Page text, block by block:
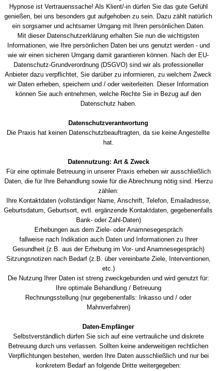
Hypnose ist Vertrauenssache! Als Klient/-in dürfen Sie das gute Gefühl
genießen, bei uns besonders gut aufgehoben zu sein. Dazu zählt natürlich
ein sorgsamer und achtsamer Umgang mit Ihren persönlichen Daten.
Mit dieser Datenschutzerklärung erhalten Sie nun die wichtigsten
Informationen, wie Ihre persönlichen Daten bei uns genutzt werden - und
wie wir einen sicheren Umgang damit garantieren können. Nach der EU-
Datenschutz-Grundverordnung (DSGVO) sind wir als professioneller
Anbieter dazu verpflichtet, Sie darüber zu informieren, zu welchem Zweck
wir Daten erheben, speichern und / oder weiterleiten. Dieser Information
können Sie auch entnehmen, welche Rechte Sie in Bezug auf den
Datenschutz haben.
Datenschutzverantwortung
Die Praxis hat keinen Datenschutzbeauftragten, da sie keine Angestellte
hat.
Datennutzung: Art & Zweck
Für eine optimale Betreuung in unserer Praxis erheben wir ausschließlich
Daten, die für Ihre Behandlung sowie für die Abrechnung nötig sind. Hierzu
zählen:
Ihre Kontaktdaten (vollständiger Name, Anschrift, Telefon, Emailadresse,
Geburtsdatum, Geburtsort, evtl. ergänzende Kontaktdaten, gegebenenfalls
Bank- oder Zahl-Daten)
Erhebungen aus dem Ziele- oder Anamnesegespräch
fallweise nach Indikation auch Daten und Informationen zu Ihrer
Gesundheit (z.B. aus der Erhebung im Vor- und Anamnesegespräch)
Sitzungsnotizen nach Bedarf (z.B. über vereinbarte Ziele, Interventionen,
etc.)
Die Nutzung Ihrer Daten ist streng zweckgebunden und wird genutzt für:
Ihre optimale Behandlung / Betreuung
Rechnungsstellung (nur gegebenenfalls: Inkasso und / oder
Mahnverfahren)
Daten-Empfänger
Selbstverständlich dürfen Sie sich auf eine vertrauliche und diskrete
Betreuung durch uns verlassen. Sollten keine anderweitigen rechtlichen
Verpflichtungen bestehen, werden Ihre Daten ausschließlich und nur bei
konkretem Bedarf an folgende Dritte weitergegeben: